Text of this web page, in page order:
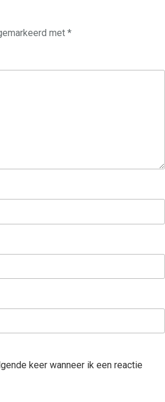
met *
keer wanneer ik een reactie